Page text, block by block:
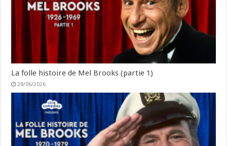
La folle histoire de Mel Brooks (partie 1)
28/06/2026